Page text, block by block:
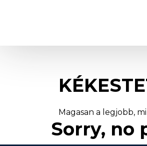
Magasan a legjobb,
Sorry, no